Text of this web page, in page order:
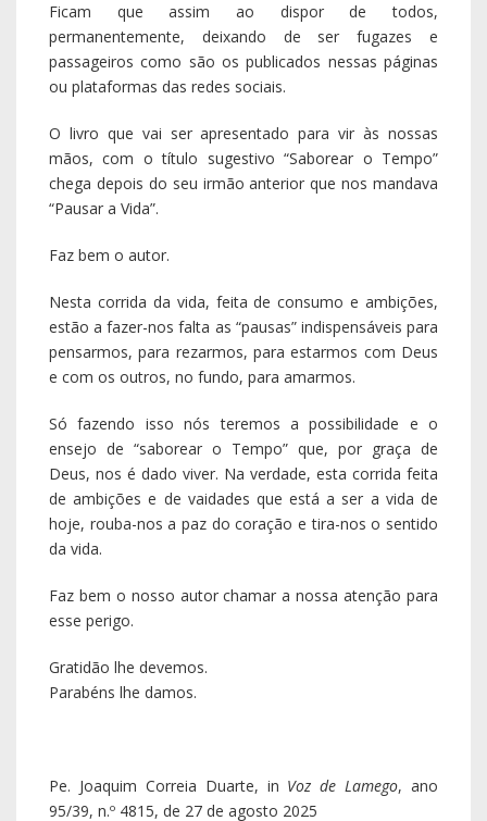
Ficam que assim ao dispor de todos,
permanentemente, deixando de ser fugazes e
passageiros como são os publicados nessas páginas
ou plataformas das redes sociais.
O livro que vai ser apresentado para vir às nossas
mãos, com o título sugestivo “Saborear o Tempo”
chega depois do seu irmão anterior que nos mandava
“Pausar a Vida”.
Faz bem o autor.
Nesta corrida da vida, feita de consumo e ambições,
estão a fazer-nos falta as “pausas” indispensáveis para
pensarmos, para rezarmos, para estarmos com Deus
e com os outros, no fundo, para amarmos.
Só fazendo isso nós teremos a possibilidade e o
ensejo de “saborear o Tempo” que, por graça de
Deus, nos é dado viver. Na verdade, esta corrida feita
de ambições e de vaidades que está a ser a vida de
hoje, rouba-nos a paz do coração e tira-nos o sentido
da vida.
Faz bem o nosso autor chamar a nossa atenção para
esse perigo.
Gratidão lhe devemos.
Parabéns lhe damos.
Pe. Joaquim Correia Duarte, in Voz de Lamego, ano
95/39, n.º 4815, de 27 de agosto 2025